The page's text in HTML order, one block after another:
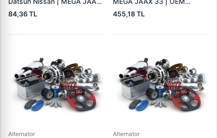
20 | OEM JAAX20
84,36 TL
JAAX33
455,18 TL
Alternator Alternator